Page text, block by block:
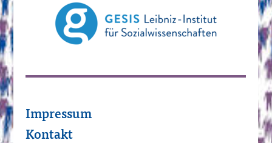
Impressum
Kontakt